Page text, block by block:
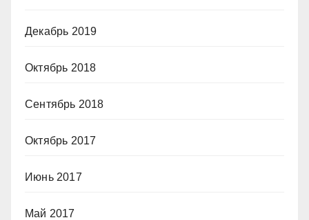
Декабрь 2019
Октябрь 2018
Сентябрь 2018
Октябрь 2017
Июнь 2017
Май 2017